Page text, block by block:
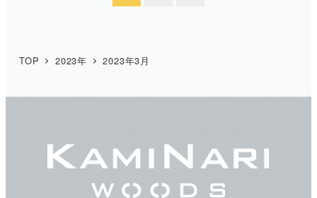
TOP 2023年 2023年3月